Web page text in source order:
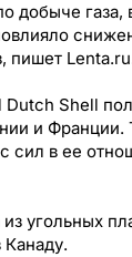
добыче газа,
пишет
Shell
и Франции.
сил в ее
угольных
Канаду.